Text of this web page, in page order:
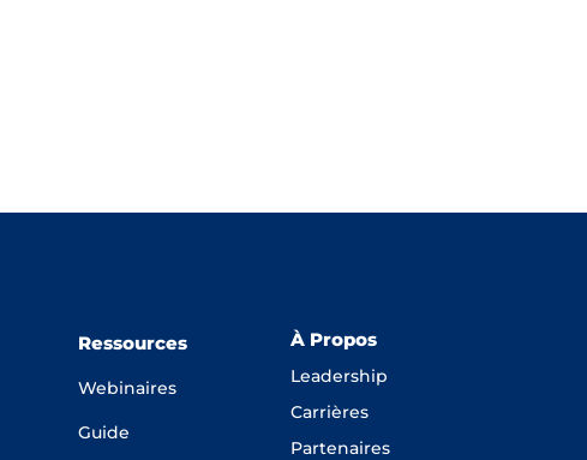
Ressources
Webinaires
Guide
À Propos
Leadership
Carrières
Partenaires